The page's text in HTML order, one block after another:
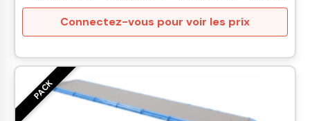
15A)
Connectez-vous pour voir les prix
PACK